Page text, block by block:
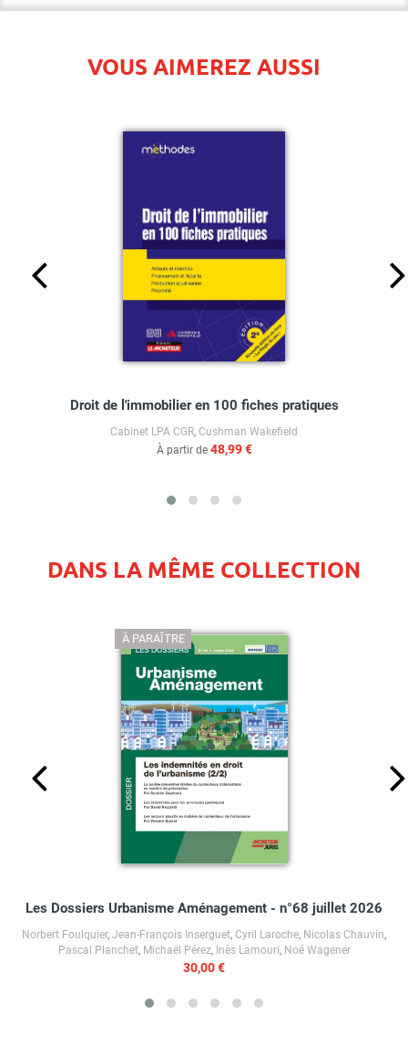
VOUS AIMEREZ AUSSI
Droit de l'immobilier en 100 fiches pratiques
Cabinet LPA CGR, Cushman Wakefield
À partir de 48,99 €
DANS LA MÊME COLLECTION
À PARAÎTRE
Les Dossiers Urbanisme Aménagement - n°68 juillet 2026
Norbert Foulquier, Jean-François Inserguet, Cyril Laroche, Nicolas Chauvin,
Pascal Planchet, Michaël Pérez, Inès Lamouri, Noé Wagener
30,00 €